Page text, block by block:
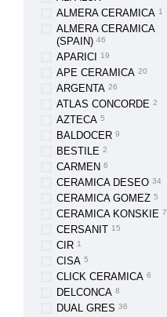
ALMERA CERAMICA 1
ALMERA CERAMICA
(SPAIN) 46
APARICI 19
APE CERAMICA 20
ARGENTA 26
ATLAS CONCORDE 2
AZTECA 5
BALDOCER 9
BESTILE 2
CARMEN 6
CERAMICA DESEO 34
CERAMICA GOMEZ 5
CERAMICA KONSKIE 7
CERSANIT 15
CIR 1
CISA 5
CLICK CERAMICA 6
DELCONCA 8
DUAL GRES 36